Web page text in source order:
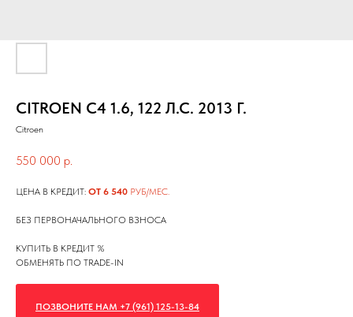
CITROEN C4 1.6, 122 Л.С. 2013 Г.
Citroen
550 000 р.
ЦЕНА В КРЕДИТ: ОТ 6 540 РУБ/МЕС.
БЕЗ ПЕРВОНАЧАЛЬНОГО ВЗНОСА
КУПИТЬ В КРЕДИТ %
ОБМЕНЯТЬ ПО TRADE-IN
ПОЗВОНИТЕ НАМ +7 (961) 125-13-84